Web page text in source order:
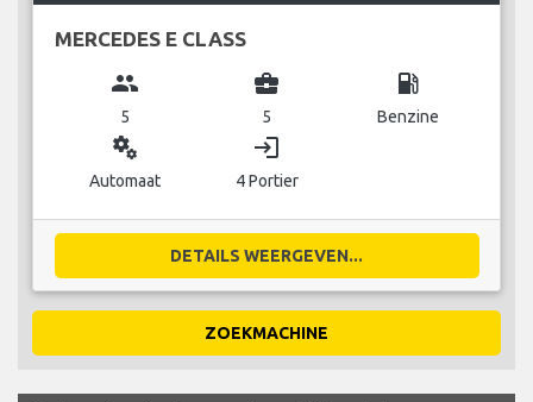
MERCEDES E CLASS
group
5
business_center
5
local_gas_station
Benzine
miscellaneous_services
Automaat
login
4 Portier
DETAILS WEERGEVEN...
ZOEKMACHINE